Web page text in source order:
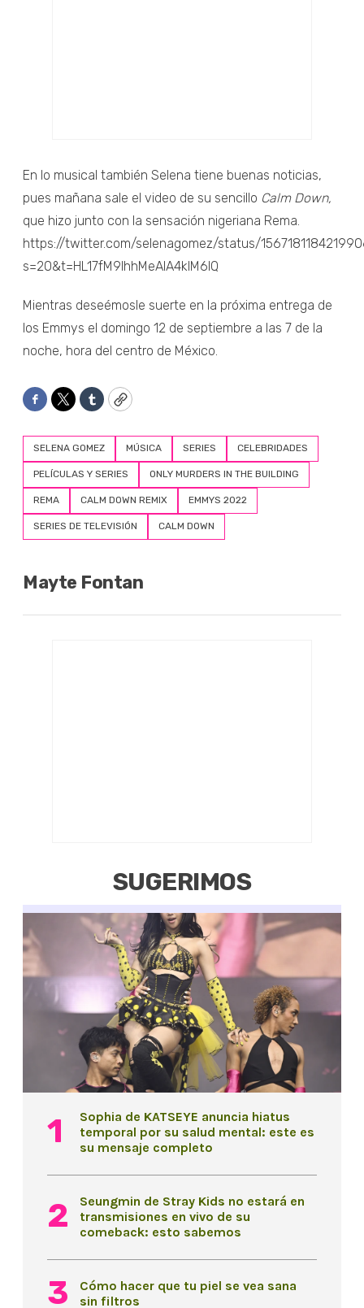
En lo musical también Selena tiene buenas noticias,
pues mañana sale el video de su sencillo Calm Down,
que hizo junto con la sensación nigeriana Rema.
https://twitter.com/selenagomez/status/
s=20&t=HL17fM9IhhMeAlA4kIM6IQ
Mientras deseémosle suerte en la próxima entrega de
los Emmys el domingo 12 de septiembre a las 7 de la
noche, hora del centro de México.
Facebook
TwitterTumblrCopy
SELENA GOMEZ MÚSICA SERIES CELEBRIDADES
PELÍCULAS Y SERIES ONLY MURDERS IN THE BUILDING
REMA CALM DOWN REMIX EMMYS 2022
SERIES DE TELEVISIÓN CALM DOWN
Mayte Fontan
SUGERIMOS
Sophia de KATSEYE anuncia hiatus
temporal por su salud mental: este es
su mensaje completo
Seungmin de Stray Kids no estará en
transmisiones en vivo de su
comeback: esto sabemos
Cómo hacer que tu piel se vea sana
sin filtros